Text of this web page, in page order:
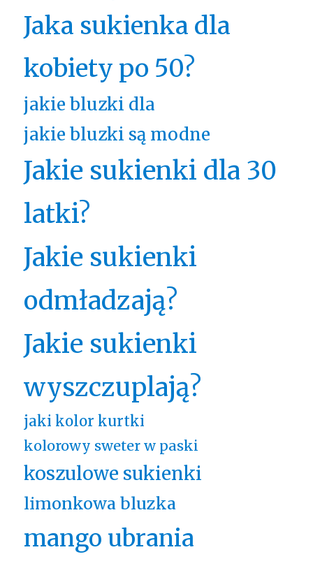
Jaka sukienka dla
kobiety po 50?
jakie bluzki dla
jakie bluzki są modne
Jakie sukienki dla 30
latki?
Jakie sukienki
odmładzają?
Jakie sukienki
wyszczuplają?
jaki kolor kurtki
kolorowy sweter w paski
koszulowe sukienki
limonkowa bluzka
mango ubrania